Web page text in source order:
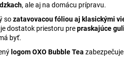
, ale aj na domácu prípravu.
sozatavovacou fóliou aj klasickými
dostatok priestoru prepraskajúce
byť.
logom OXO Bubble Tea